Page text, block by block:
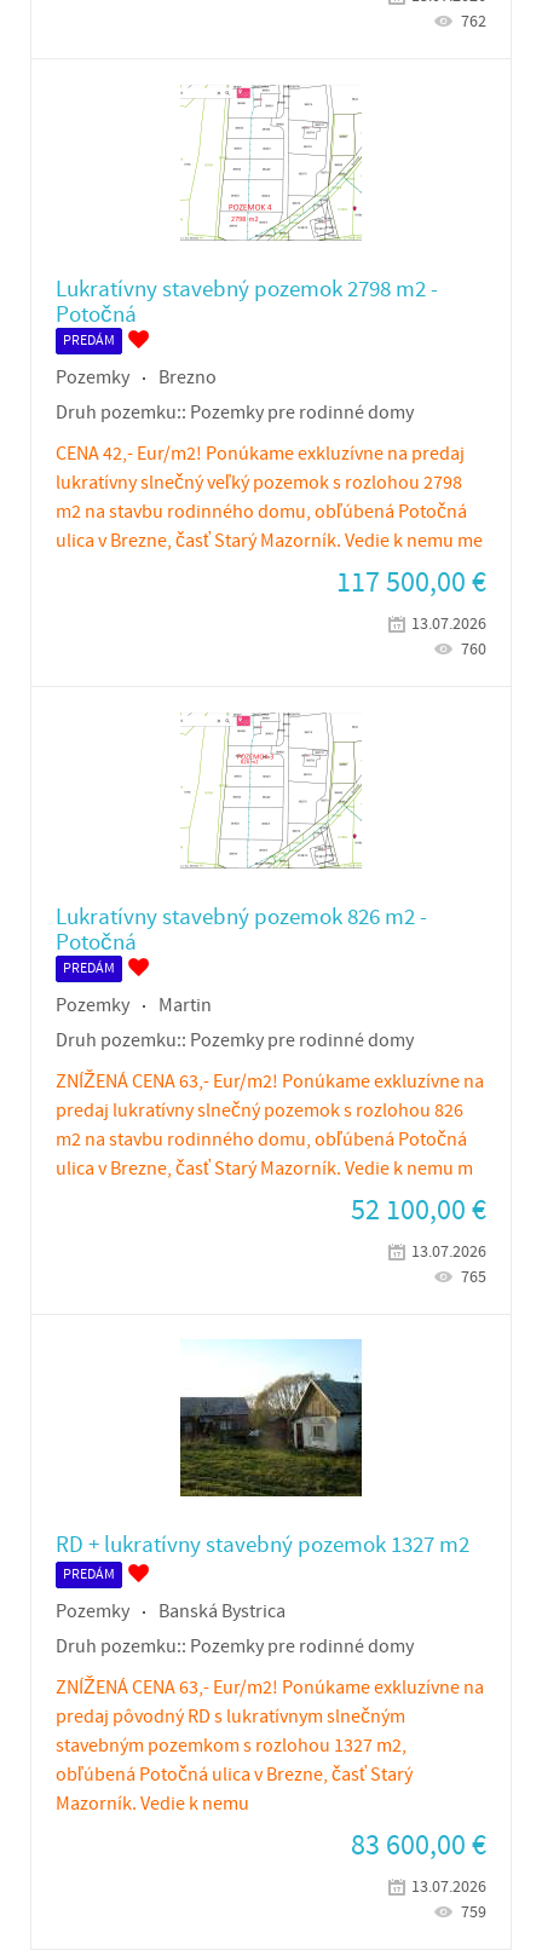
762
Lukratívny stavebný pozemok 2798 m2 -
Potočná
PREDÁM
Pozemky
Brezno
Druh pozemku:: Pozemky pre rodinné domy
CENA 42,- Eur/m2! Ponúkame exkluzívne na predaj
lukratívny slnečný veľký pozemok s rozlohou 2798
m2 na stavbu rodinného domu, obľúbená Potočná
ulica v Brezne, časť Starý Mazorník. Vedie k nemu me
117 500,00€
13.07.2026
760
Lukratívny stavebný pozemok 826 m2 -
Potočná
PREDÁM
Pozemky
Martin
Druh pozemku:: Pozemky pre rodinné domy
ZNÍŽENÁ CENA 63,- Eur/m2! Ponúkame exkluzívne na
predaj lukratívny slnečný pozemok s rozlohou 826
m2 na stavbu rodinného domu, obľúbená Potočná
ulica v Brezne, časť Starý Mazorník. Vedie k nemu m
52 100,00€
13.07.2026
765
RD + lukratívny stavebný pozemok 1327 m2
PREDÁM
Pozemky
Banská Bystrica
Druh pozemku:: Pozemky pre rodinné domy
ZNÍŽENÁ CENA 63,- Eur/m2! Ponúkame exkluzívne na
predaj pôvodný RD s lukratívnym slnečným
stavebným pozemkom s rozlohou 1327 m2,
obľúbená Potočná ulica v Brezne, časť Starý
Mazorník. Vedie k nemu
83 600,00€
13.07.2026
759